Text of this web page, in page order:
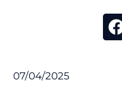
07/04/2025